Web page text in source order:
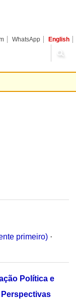
WhatsApp English
primeiro) ·
Política e